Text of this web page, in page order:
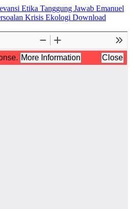
Etika Tanggung Jawab Emanuel
Krisis Ekologi Download